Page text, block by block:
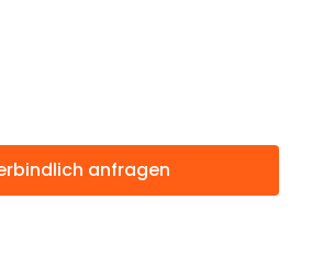
anfragen